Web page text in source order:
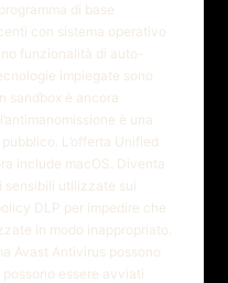
di base
con sistema operativo
funzionalità di auto-
impiegate sono
sandbox è ancora
è una
L’offerta Unified
include macOS. Diventa
sensibili utilizzate sui
DLP per impedire che
in modo inappropriato.
Avast Antivirus possono
essere avviati